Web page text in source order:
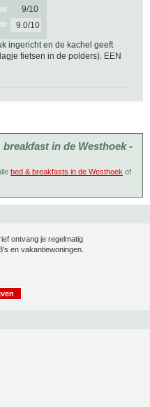
9/10
9.0/10
ingericht en de kachel geeft
fietsen in de polders). EEN
breakfast in de Westhoek -
bed & breakfasts in de Westhoek of
ontvang je regelmatig
en vakantiewoningen.